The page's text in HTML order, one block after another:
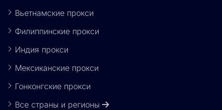
Вьетнамские прокси
Филиппинские прокси
Индия прокси
Мексиканские прокси
Гонконгские прокси
Все страны и регионы